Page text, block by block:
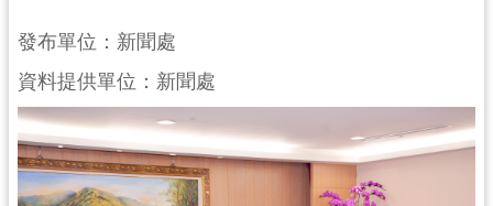
我
們
機
關
通
訊
發布單位：新聞處
資料提供單位：新聞處